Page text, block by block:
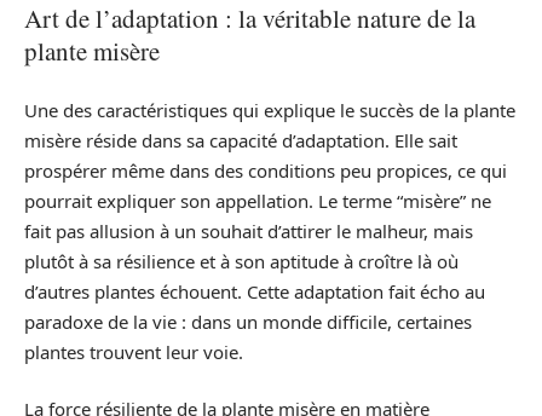
Art de l’adaptation : la véritable nature de la
plante misère
Une des caractéristiques qui explique le succès de la plante
misère réside dans sa capacité d’adaptation. Elle sait
prospérer même dans des conditions peu propices, ce qui
pourrait expliquer son appellation. Le terme “misère” ne
fait pas allusion à un souhait d’attirer le malheur, mais
plutôt à sa résilience et à son aptitude à croître là où
d’autres plantes échouent. Cette adaptation fait écho au
paradoxe de la vie : dans un monde difficile, certaines
plantes trouvent leur voie.
La force résiliente de la plante misère en matière